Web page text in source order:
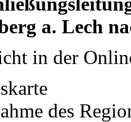
a. Lech
in der
des